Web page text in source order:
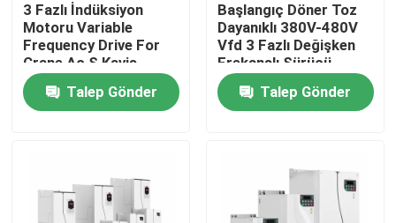
Evde
Videolar
3 Fazlı İndüksiyon
Motoru Variable
Frequency Drive For
Crane Ac S Kavis
Hızlandırma Gecikme
Talep Gönder
Başlangıç Döner Toz
Dayanıklı 380V-480V
Vfd 3 Fazlı Değişken
Frekanslı Sürücü
Kabine Sistemi
Talep Gönder